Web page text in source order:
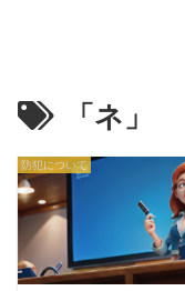
「ネ」
防犯について